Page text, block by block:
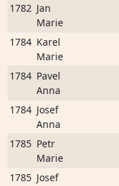
1782 Jan
Marie
1784 Karel
Marie
1784 Pavel
Anna
1784 Josef
Anna
1785 Petr
Marie
1785 Josef